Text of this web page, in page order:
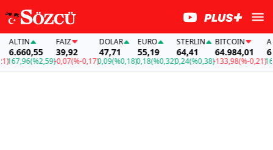
(%2,59)
FAİZ
39,92
-0,07(%-0,17)
DOLAR
47,71
0,09(%0,18)
EURO
55,19
0,18(%0,32)
STERLIN
64,41
0,24(%0,38)
BITCOIN
64.984,01
-133,98(%-0,21)
ALTIN